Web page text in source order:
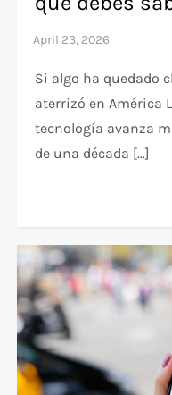
Si algo ha quedado
aterrizó en América
tecnología avanza
de una década […]